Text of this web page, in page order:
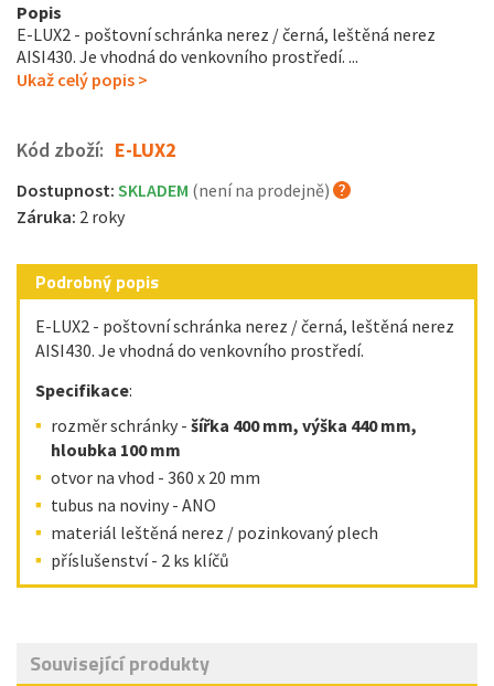
Popis
E-LUX2 - poštovní schránka nerez / černá, leštěná nerez
AISI430. Je vhodná do venkovního prostředí. ...
Ukaž celý popis >
Kód zboží: E-LUX2
Dostupnost: SKLADEM (není na prodejně)
Záruka: 2 roky
Podrobný popis
E-LUX2 - poštovní schránka nerez / černá, leštěná nerez
AISI430. Je vhodná do venkovního prostředí.
Specifikace:
rozměr schránky - šířka 400 mm, výška 440 mm,
hloubka 100 mm
otvor na vhod - 360 x 20 mm
tubus na noviny - ANO
materiál leštěná nerez / pozinkovaný plech
příslušenství - 2 ks klíčů
Související produkty